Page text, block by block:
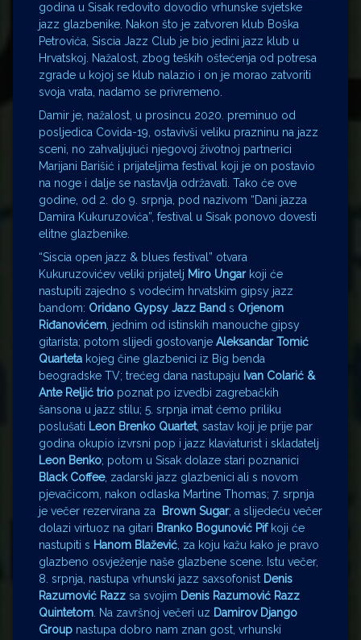
godina u Sisak redovito dovodio vrhunske svjetske
jazz glazbenike. Nakon što je zatvoren klub Boška
Petrovića, Siscia Jazz Club je bio jedini jazz klub u
Hrvatskoj. Nažalost, zbog teških oštećenja od potresa
zgrade u kojoj se klub nalazio i on je morao zatvoriti
svoja vrata, nadamo se privremeno.
Damir je, nažalost, u prosincu 2020. preminuo od
posljedica Covida-19, ostavivši veliku prazninu na jazz
sceni, no zahvaljujući njegovoj životnoj partnerici
Marijani Barišić i prijateljima festival koji je on postavio
na noge i dalje se nastavlja održavati. Tako će ove
godine, od 2. do 9. srpnja, pod nazivom “Dani jazza
Damira Kukuruzovića”, festival u Sisak ponovo dovesti
elitne glazbenike.
“Siscia open jazz & blues festival” otvara
Kukuruzovićev veliki prijatelj Miro Ungarkoji će
nastupiti zajedno s vodećim hrvatskim gipsy jazz
bandom: Oridano Gypsy Jazz Band s Orjenom
Riđanovićem , jednim od istinskih manouche gipsy
gitarista; potom slijedi gostovanje Aleksandar Tomić
Quarteta kojeg čine glazbenici iz Big benda
beogradske TV; trećeg dana nastupaju Ivan Colarić &
Ante Reljić trio poznat po izvedbi zagrebačkih
šansona u jazz stilu; 5. srpnja imat ćemo priliku
poslušati Leon Brenko Quartet, sastav koji je prije par
godina okupio izvrsni pop i jazz klaviaturist i skladatelj
Leon Benko; potom u Sisak dolaze stari poznanici
Black Coffee, zadarski jazz glazbenici ali s novom
pjevačicom, nakon odlaska Martine Thomas; 7. srpnja
je večer rezervirana za
Brown Sugar; a slijedeću večer
dolazi virtuoz na gitari Branko Bogunović Pifkoji će
nastupiti s Hanom Blažević , za koju kažu kako je pravo
glazbeno osvježenje naše glazbene scene. Istu večer,
8. srpnja, nastupa vrhunski jazz saxsofonist Denis
Razumović Razz sa svojim Denis Razumović Razz
Quintetom . Na završnoj večeri uz Damirov Django
Group nastupa dobro nam znan gost, vrhunski